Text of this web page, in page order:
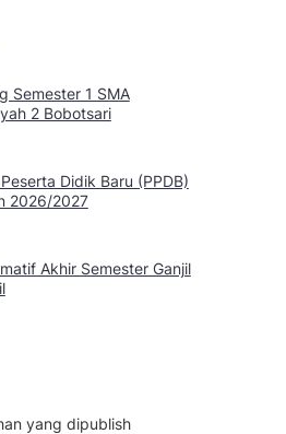
Semester 1 SMA
2 Bobotsari
Didik Baru (PPDB)
2026/2027
Akhir Semester Ganjil
yang dipublish